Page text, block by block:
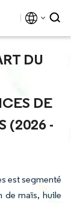
DU
DE
(2026 -
est segmenté
de maïs, huile